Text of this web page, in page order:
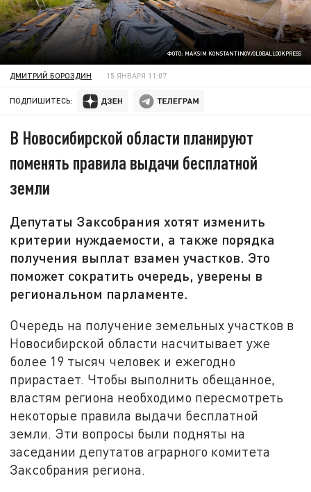
ФОТО: MAKSIM KONSTANTINOV/GLOBALLOOKPRESS
ДМИТРИЙ БОРОЗДИН 15 ЯНВАРЯ 11:07
ПОДПИШИТЕСЬ:
В Новосибирской области планируют
поменять правила выдачи бесплатной
земли
Депутаты Заксобрания хотят изменить
критерии нуждаемости, а также порядка
получения выплат взамен участков. Это
поможет сократить очередь, уверены в
региональном парламенте.
Очередь на получение земельных участков в
Новосибирской области насчитывает уже
более 19 тысяч человек и ежегодно
прирастает. Чтобы выполнить обещанное,
властям региона необходимо пересмотреть
некоторые правила выдачи бесплатной
земли. Эти вопросы были подняты на
заседании депутатов аграрного комитета
Заксобрания региона.